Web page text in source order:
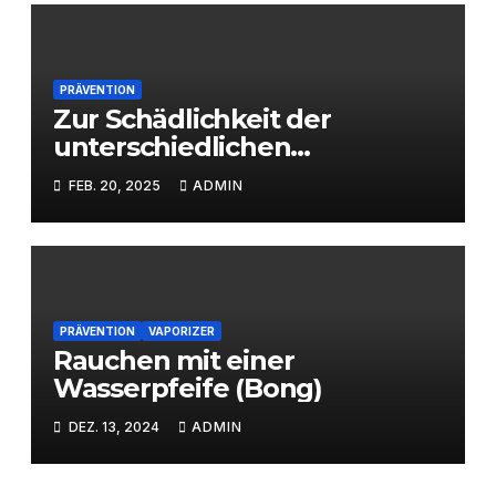
PRÄVENTION
Zur Schädlichkeit der
unterschiedlichen
Konsumformen
FEB. 20, 2025 ADMIN
PRÄVENTION VAPORIZER
Rauchen mit einer
Wasserpfeife (Bong)
DEZ. 13, 2024 ADMIN